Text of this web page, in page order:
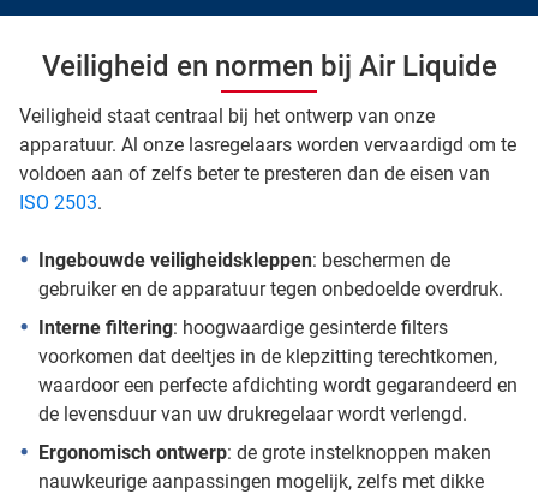
Veiligheid en normen bij Air Liquide
Veiligheid staat centraal bij het ontwerp van onze
apparatuur. Al onze lasregelaars worden vervaardigd om te
voldoen aan of zelfs beter te presteren dan de eisen van
ISO 2503.
Ingebouwde veiligheidskleppen: beschermen de
gebruiker en de apparatuur tegen onbedoelde overdruk.
Interne filtering: hoogwaardige gesinterde filters
voorkomen dat deeltjes in de klepzitting terechtkomen,
waardoor een perfecte afdichting wordt gegarandeerd en
de levensduur van uw drukregelaar wordt verlengd.
Ergonomisch ontwerp: de grote instelknoppen maken
nauwkeurige aanpassingen mogelijk, zelfs met dikke